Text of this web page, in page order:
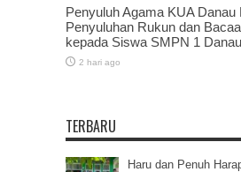
Penyuluh Agama KUA Danau
Penyuluhan Rukun dan
kepada Siswa SMPN 1
2 hari ago
TERBARU
Haru dan Penuh